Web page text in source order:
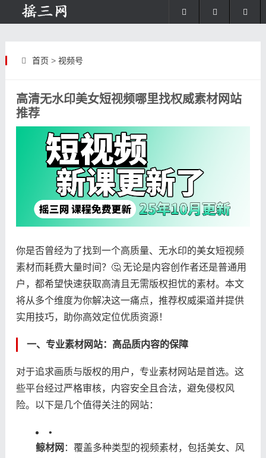
首页 > 视频号
高清无水印美女短视频哪里找权威素材网站
推荐
你是否曾经为了找到一个高质量、无水印的美女短视频
素材而耗费大量时间？🤔 无论是内容创作者还是普通用
户，都希望快速获取高清且无需版权担忧的素材。本文
将从多个维度为你解决这一痛点，推荐权威渠道并提供
实用技巧，助你高效定位优质资源！
一、专业素材网站：高品质内容的保障
对于追求画质与版权的用户，专业素材网站是首选。这
些平台经过严格审核，内容安全且合法，避免侵权风
险。以下是几个值得关注的网站：
•
​鲸材网​ ​：覆盖多种类型的视频素材，包括美女、风